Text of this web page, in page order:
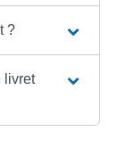
?
livret